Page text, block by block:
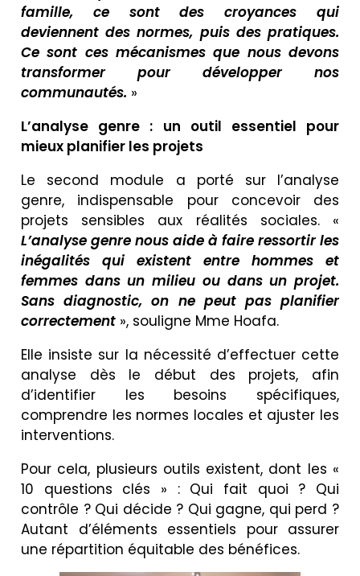
famille, ce sont des croyances qui
deviennent des normes, puis des pratiques.
Ce sont ces mécanismes que nous devons
transformer pour développer nos
communautés. »
L’analyse genre : un outil essentiel pour
mieux planifier les projets
Le second module a porté sur l’analyse
genre, indispensable pour concevoir des
projets sensibles aux réalités sociales. «
L’analyse genre nous aide à faire ressortir les
inégalités qui existent entre hommes et
femmes dans un milieu ou dans un projet.
Sans diagnostic, on ne peut pas planifier
correctement », souligne Mme Hoafa.
Elle insiste sur la nécessité d’effectuer cette
analyse dès le début des projets, afin
d’identifier les besoins spécifiques,
comprendre les normes locales et ajuster les
interventions.
Pour cela, plusieurs outils existent, dont les «
10 questions clés » : Qui fait quoi ? Qui
contrôle ? Qui décide ? Qui gagne, qui perd ?
Autant d’éléments essentiels pour assurer
une répartition équitable des bénéfices.